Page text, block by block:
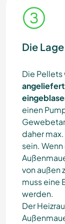
Die
Die
einen
daher
sein.
von außen
muss eine
werden.
Der